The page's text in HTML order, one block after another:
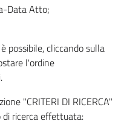
Data Atto;
possibile, cliccando sulla
l'ordine
"CRITERI DI RICERCA"
ricerca effettuata: